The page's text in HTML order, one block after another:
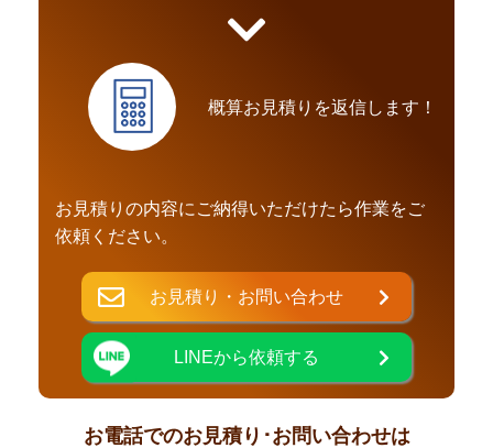
概算お見積りを返信します！
お見積りの内容にご納得いただけたら作業をご
依頼ください。
お見積り・お問い合わせ
LINEから依頼する
お電話でのお見積り･お問い合わせは